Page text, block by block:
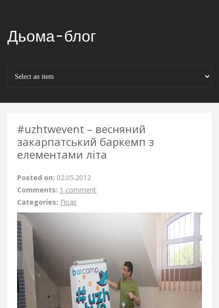
Дьома-блог
#uzhtwevent – весняний
закарпатський баркемп з
елементами літа
Posted on: 02.05.2012
Comments: 1 comment
Categories: Події